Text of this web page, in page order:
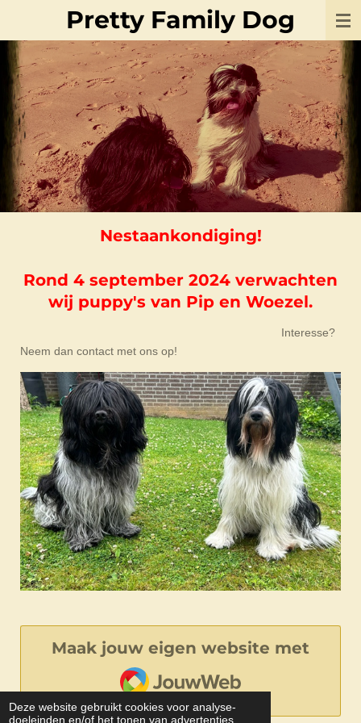
Deze website gebruikt cookies voor analyse-
doeleinden en/of het tonen van advertenties.
naar
de
hoofdinhoud
Pretty Family Dog
Nestaankondiging!
Rond 4 september 2024 verwachten
wij puppy's van Pip en Woezel.
Interesse?
Neem dan contact met ons op!
Maak jouw eigen website met
JouwWeb